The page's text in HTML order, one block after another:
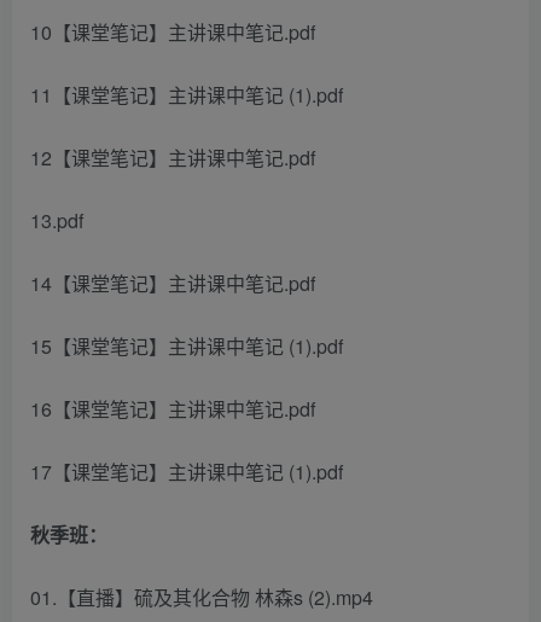
10【课堂笔记】主讲课中笔记.pdf
11【课堂笔记】主讲课中笔记 (1).pdf
12【课堂笔记】主讲课中笔记.pdf
13.pdf
14【课堂笔记】主讲课中笔记.pdf
15【课堂笔记】主讲课中笔记 (1).pdf
16【课堂笔记】主讲课中笔记.pdf
17【课堂笔记】主讲课中笔记 (1).pdf
秋季班：
01.【直播】硫及其化合物 林森s (2).mp4